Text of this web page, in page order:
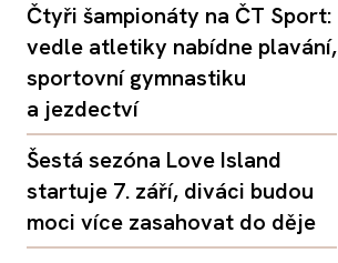
Čtyři šampionáty na ČT Sport:
vedle atletiky nabídne plavání,
sportovní gymnastiku
a jezdectví
Šestá sezóna Love Island
startuje 7. září, diváci budou
moci více zasahovat do děje